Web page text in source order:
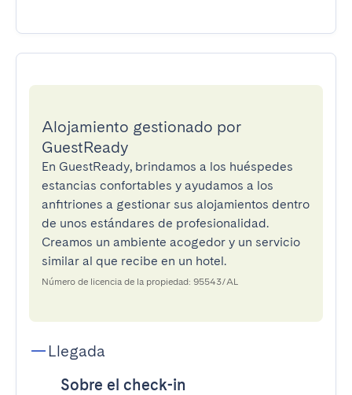
Alojamiento gestionado por
GuestReady
En GuestReady, brindamos a los huéspedes
estancias confortables y ayudamos a los
anfitriones a gestionar sus alojamientos dentro
de unos estándares de profesionalidad.
Creamos un ambiente acogedor y un servicio
similar al que recibe en un hotel.
Número de licencia de la propiedad: 95543/AL
Llegada
Sobre el check-in